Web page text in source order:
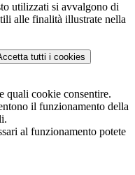
utilizzati si avvalgono di
alle finalità illustrate nella
tutti i cookies
quali cookie consentire.
il funzionamento della
al funzionamento potete